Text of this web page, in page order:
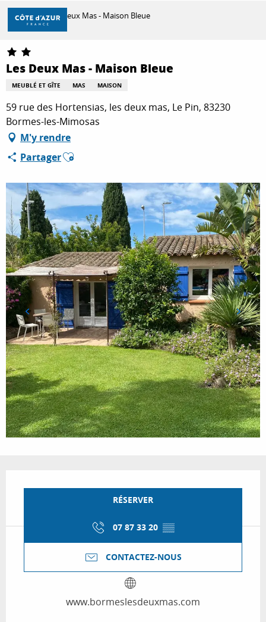
Aller
contenu
principal
DÉCOUVRIR
À FAIRE
SÉJOURNER
Accueil Les Deux Mas - Maison Bleue
Les Deux Mas - Maison Bleue
MEUBLÉ ET GÎTE MAS MAISON
59 rue des Hortensias, les deux mas, Le Pin, 83230
Bormes-les-Mimosas
M'y rendre
PartagerAjouter aux favoris
RÉSERVER
07 87 33 20 ▒▒
CONTACTEZ-NOUS
www.bormeslesdeuxmas.com